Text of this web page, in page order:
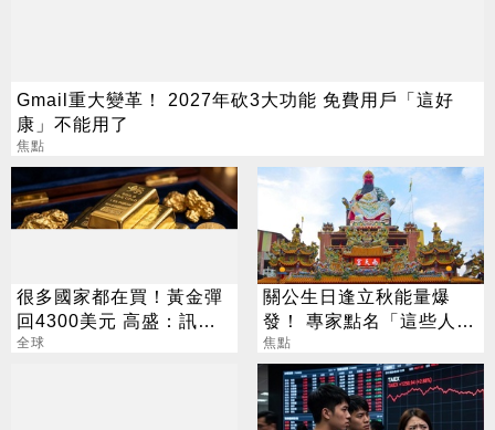
Gmail重大變革！ 2027年砍3大功能 免費用戶「這好
康」不能用了
焦點
很多國家都在買！黃金彈
回4300美元 高盛：訊號
來了
全球
關公生日逢立秋能量爆
發！ 專家點名「這些人」
別亂拜
焦點